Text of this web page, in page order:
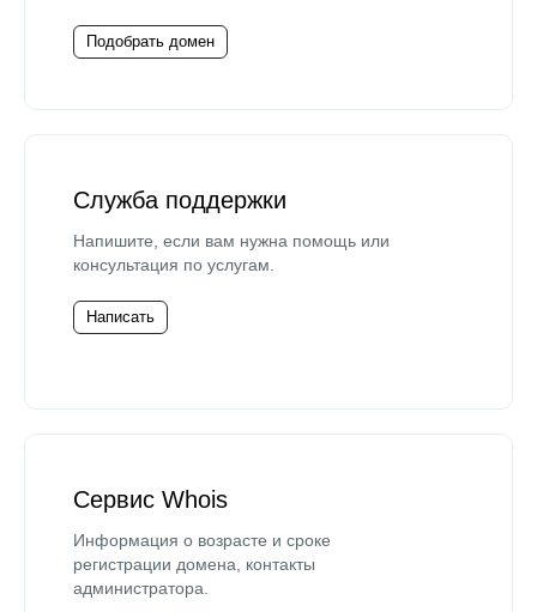
Подобрать домен
Служба поддержки
Напишите, если вам нужна помощь или
консультация по услугам.
Написать
Сервис Whois
Информация о возрасте и сроке
регистрации домена, контакты
администратора.